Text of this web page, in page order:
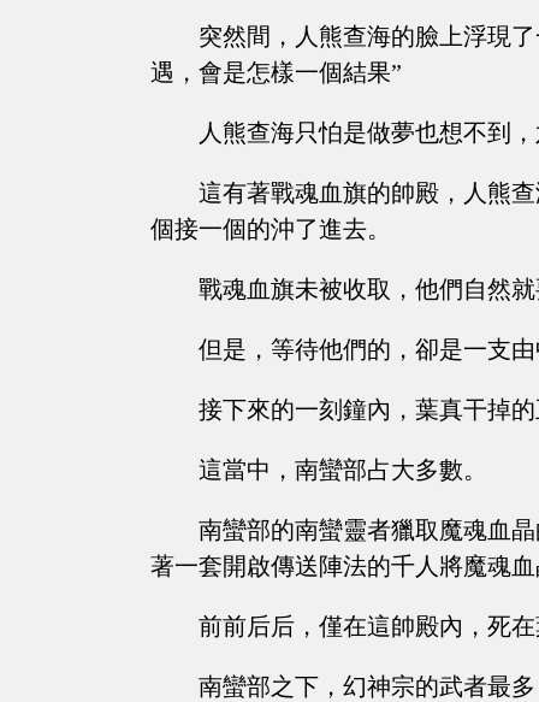
突然間，人熊查海的臉上浮現
遇，會是怎樣一個結果”
人熊查海只怕是做夢也想不到
這有著戰魂血旗的帥殿，人熊
個接一個的沖了進去。
戰魂血旗未被收取，他們自然
但是，等待他們的，卻是一支
接下來的一刻鐘內，葉真干掉
這當中，南蠻部占大多數。
南蠻部的南蠻靈者獵取魔魂血
著一套開啟傳送陣法的千人將魔魂
前前后后，僅在這帥殿內，死
南蠻部之下，幻神宗的武者最